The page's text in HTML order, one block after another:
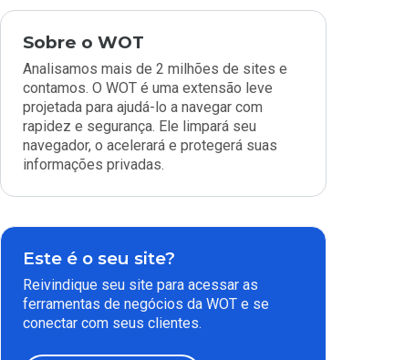
Sobre o WOT
Analisamos mais de 2 milhões de sites e
contamos. O WOT é uma extensão leve
projetada para ajudá-lo a navegar com
rapidez e segurança. Ele limpará seu
navegador, o acelerará e protegerá suas
informações privadas.
Este é o seu site?
Reivindique seu site para acessar as
ferramentas de negócios da WOT e se
conectar com seus clientes.